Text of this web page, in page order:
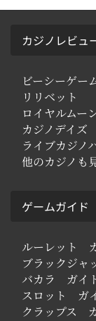
カジノレビュ
ビーシーゲー
リリベット
ロイヤルムー
カジノデイズ
ライブカジノ
他のカジノも
ゲームガイド
ルーレット
ブラックジ
バカラ ガイ
スロット ガ
クラップス